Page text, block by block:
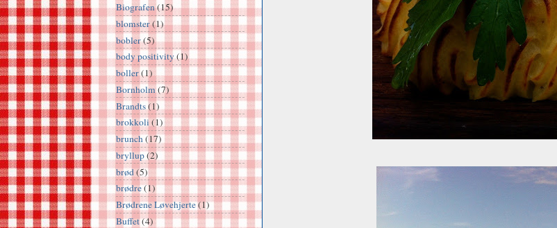
Biografen(15)
blomster(1)
bobler(5)
body positivity(1)
boller(1)
Bornholm (7)
Brandts(1)
brokkoli(1)
brunch(17)
bryllup(2)
brød(5)
brødre(1)
Brødrene Løvehjerte(1)
Buffet(4)